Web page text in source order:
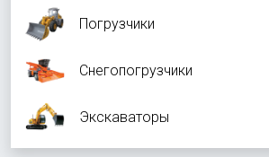
Погрузчики
Снегопогрузчики
Экскаваторы